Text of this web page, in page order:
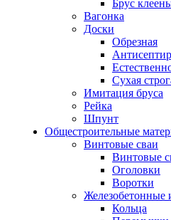
Брус
Вагонка
Доски
Обрезная
Сухая
Имитация бруса
Рейка
Шпунт
Общестроительные
Винтовые сваи
Винтовые
Оголовки
Воротки
Железобетонные
Кольца